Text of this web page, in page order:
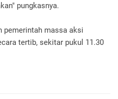
pungkasnya.
pemerintah massa aksi
tertib, sekitar pukul 11.30